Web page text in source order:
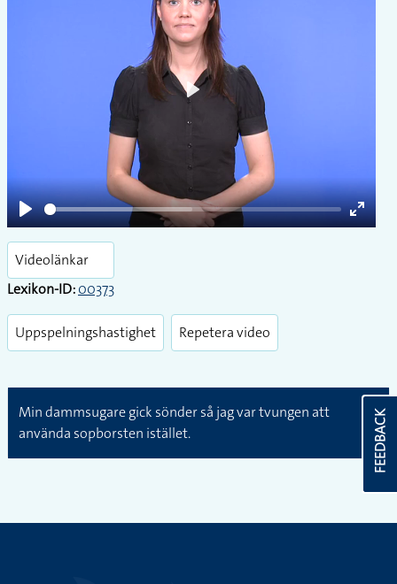
Play
Enter
Videolänkar
Lexikon-ID:00373
Uppspelningshastighet Repetera video
Min dammsugare gick sönder så jag var tvungen att
använda sopborsten istället.
FEEDBACK